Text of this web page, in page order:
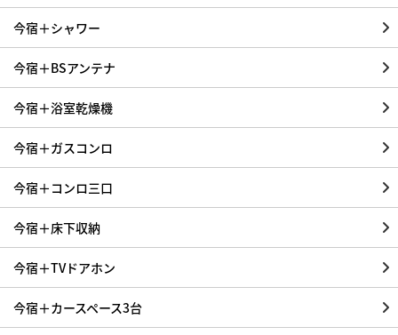
今宿＋シャワー
今宿＋BSアンテナ
今宿＋浴室乾燥機
今宿＋ガスコンロ
今宿＋コンロ三口
今宿＋床下収納
今宿＋TVドアホン
今宿＋カースペース3台